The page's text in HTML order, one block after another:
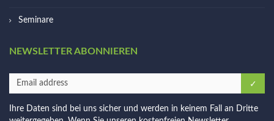
Seminare
NEWSLETTER ABONNIEREN
Ihre Daten sind bei uns sicher und werden in keinem Fall an Dritte